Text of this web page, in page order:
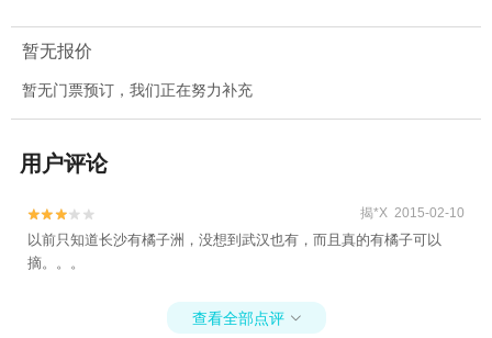
暂无报价
暂无门票预订，我们正在努力补充
用户评论

 揭*X 2015-02-10
以前只知道长沙有橘子洲，没想到武汉也有，而且真的有橘子可以
摘。。。
查看全部点评 